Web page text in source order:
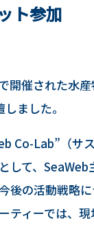
ト参加
開催された水
ました。
Co-Lab”（サ
して、
後の活動戦略
ティーでは、